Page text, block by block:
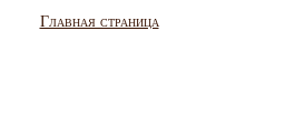
Главная страница